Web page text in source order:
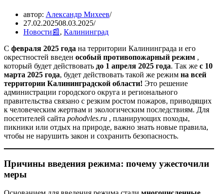
автор: Александр Михеев
27.02.202508.03.2025
Новости📰, Калининград
С февраля 2025 года на территории Калининграда и его
окрестностей введен особый противопожарный режим ,
который будет действовать до 1 апреля 2025 года. Так же с 10
марта 2025 года, будет действовать такой же режим на всей
территории Калининградской области! Это решение
администрации городского округа и регионального
правительства связано с резким ростом пожаров, приводящих
к человеческим жертвам и экологическим последствиям. Для
посетителей сайта pohodvles.ru , планирующих походы,
пикники или отдых на природе, важно знать новые правила,
чтобы не нарушить закон и сохранить безопасность.
Причины введения режима: почему ужесточили
меры